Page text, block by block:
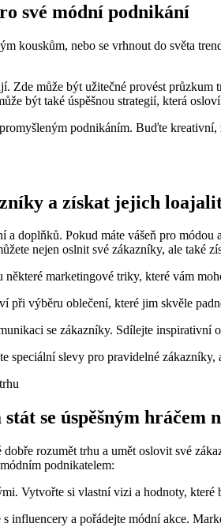
své módní podnikání
kouskům, nebo se vrhnout do světa
může být užitečné provést
být také úspěšnou strategií, která
podnikáním. Buďte
a získat jejich
doplňků. Pokud máte vášeň pro
nejen oslnit své zákazníky, ale také
marketingové triky, které vám
při výběru oblečení, které jim skvěle
se zákazníky. Sdílejte inspirativní
speciální slevy pro pravidelné
se úspěšným hráčem
rozumět trhu a umět oslovit své
podnikatelem:
Vytvořte si vlastní vizi a hodnoty, které
influencery a pořádejte módní akce.